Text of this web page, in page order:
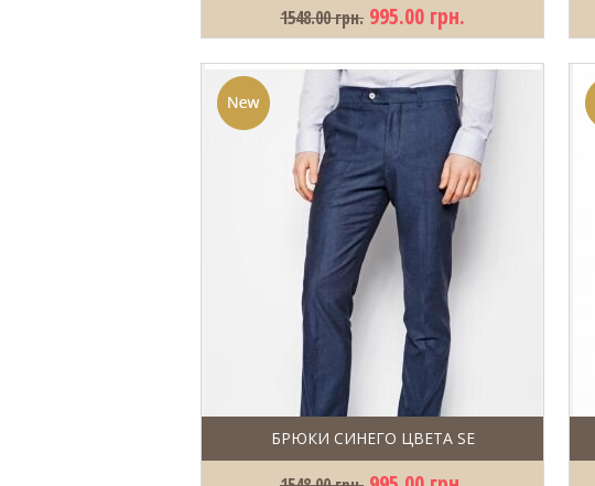
1548.00 грн. 995.00 грн.
БРЮКИ СИНЕГО ЦВЕТА SE